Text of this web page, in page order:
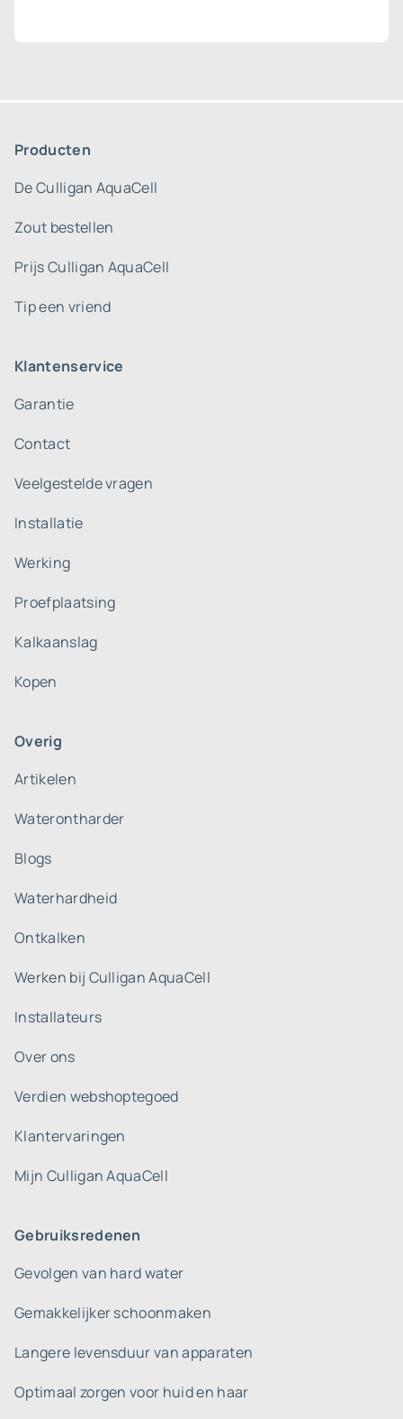
Producten
De Culligan AquaCell
Zout bestellen
Prijs Culligan AquaCell
Tip een vriend
Klantenservice
Garantie
Contact
Veelgestelde vragen
Installatie
Werking
Proefplaatsing
Kalkaanslag
Kopen
Overig
Artikelen
Waterontharder
Blogs
Waterhardheid
Ontkalken
Werken bij Culligan AquaCell
Installateurs
Over ons
Verdien webshoptegoed
Klantervaringen
Mijn Culligan AquaCell
Gebruiksredenen
Gevolgen van hard water
Gemakkelijker schoonmaken
Langere levensduur van apparaten
Optimaal zorgen voor huid en haar